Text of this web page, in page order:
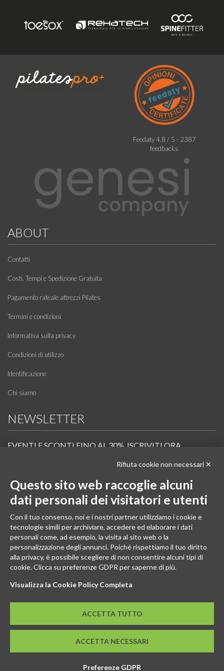
Feedaty4.8 / 5 - 2387
feedbacks
ABOUT
Contatti
Costi, Tempi e Spedizione Gratuita
Pagamento rateale attrezzi Pilates
Termini e condizioni
Informativa sulla privacy
Condizioni di utilizzo
Identificazione
Chi siamo
NEWSLETTER
EVENTI E SCONTI FINO AL 30%. ISCRIVITI ORA.
Scopri in anteprima i nuovi prodotti, le promozioni riservate ai professionisti e resta
Iscrivi alla Newsletter
SEGUICI
Susegana (TV)
P.IVA: 03739670267 - REA: TV-294498 - CS: € 10.000,00 I.V.
SEDE LEGALE: Via Montello, 6 31044 Montebelluna (TV)
Rifiuta cookie non necessari ✕
Questo sito web raccoglie alcuni
dati personali dei visitatori e utenti
Con il tuo consenso, noi e i nostri partner utilizziamo i cookie e
tecnologie simili per archiviare, accedere ed elaborare i dati
personali come, ad esempio, la visita al sito web o la
personalizzazione degli annunci. Poiché rispettiamo il tuo diritto
alla privacy, è possibile scegliere di non consentire alcuni tipi di
cookie. Clicca su preferenze GDPR per saperne di più.
Visualizza la Cookie Policy Completa
ACCETTA TUTTO
ACCETTA NECESSARI
Preferenze GDPR